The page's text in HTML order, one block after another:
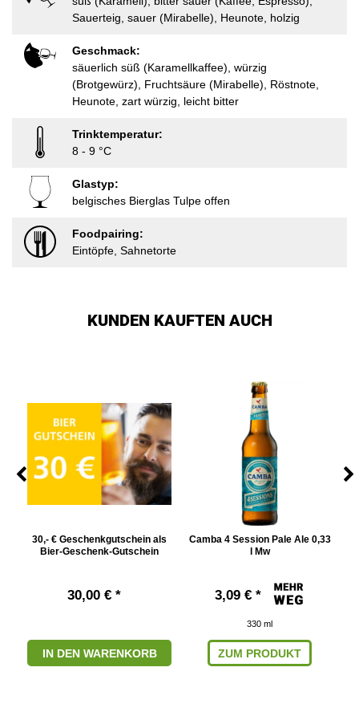
Sauerteig, sauer (Mirabelle), Heunote, holzig
Geschmack:
säuerlich süß (Karamellkaffee), würzig
(Brotgewürz), Fruchtsäure (Mirabelle), Röstnote,
Heunote, zart würzig, leicht bitter
Trinktemperatur:
8 - 9 °C
Glastyp:
belgisches Bierglas Tulpe offen
Foodpairing:
Eintöpfe, Sahnetorte
KUNDEN KAUFTEN AUCH
30,- € Geschenkgutschein als
Bier-Geschenk-Gutschein
30,00 € *
IN DEN WARENKORB
Camba 4 Session Pale Ale 0,33
l Mw
3,09 € *
330 ml
ZUM PRODUKT